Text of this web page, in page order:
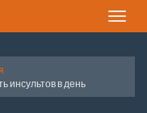
Toggle
инсультов в день